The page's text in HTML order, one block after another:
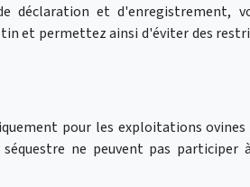
déclaration et d'enregistrement,
et permettez ainsi d'éviter des
pour les exploitations
ne peuvent pas participer